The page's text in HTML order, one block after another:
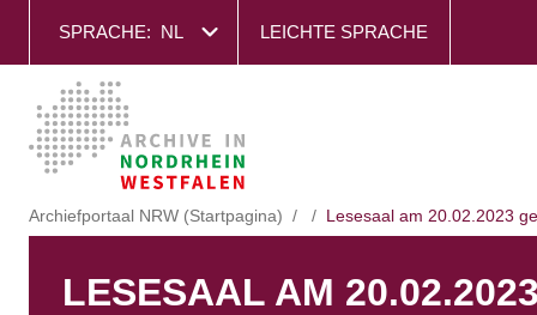
SPRACHE: NL LEICHTE SPRACHE
Archiefportaal NRW (Startpagina) Lesesaal am 20.02.2023
LESESAAL AM 20.02.2023